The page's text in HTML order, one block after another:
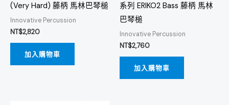
(Very Hard) 藤柄 馬林巴琴槌
Innovative Percussion
NT$2,820
加入購物車
系列 ERIKO2 Bass 藤柄 馬林
巴琴槌
Innovative Percussion
NT$2,760
加入購物車